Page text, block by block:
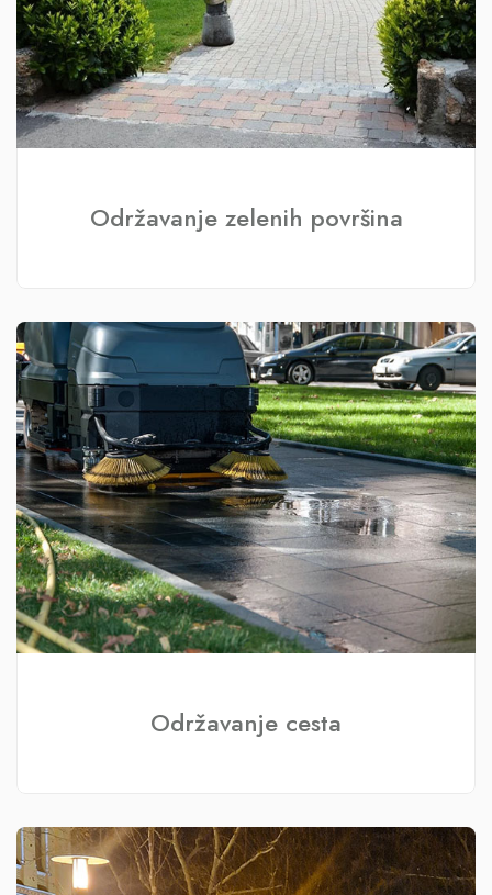
Održavanje zelenih površina
Održavanje cesta